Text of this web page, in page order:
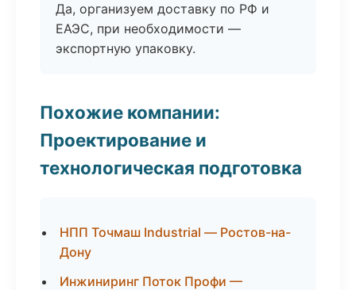
Да, организуем доставку по РФ и
ЕАЭС, при необходимости —
экспортную упаковку.
Похожие компании:
Проектирование и
технологическая подготовка
НПП Точмаш Industrial — Ростов-на-
Дону
Инжиниринг Поток Профи —